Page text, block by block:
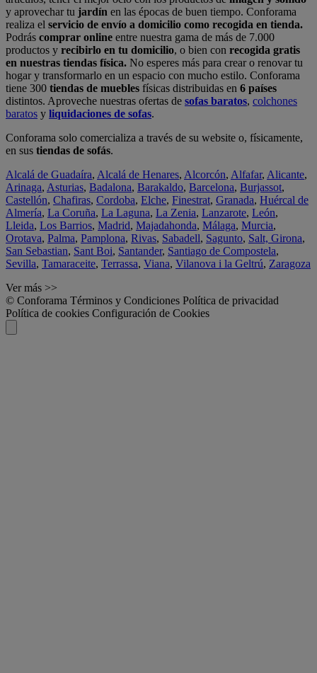
y aprovechar tu jardín en las épocas de buen tiempo. Conforama
realiza el servicio de envío a domicilio como recogida en tienda.
Podrás comprar online entre nuestra gama de más de 7.000
productos y recibirlo en tu domicilio, o bien con recogida gratis
en nuestras tiendas física. No esperes más para crear o renovar tu
hogar y transformarlo en un espacio con mucho estilo. Conforama
tiene 300 tiendas de muebles físicas distribuidas en 6 países
distintos. Aproveche nuestras ofertas de sofas baratos, colchones
baratos y liquidaciones de sofas.
Conforama solo comercializa a través de su website o, físicamente,
en sus tiendas de sofás.
Alcalá de Guadaíra, Alcalá de Henares, Alcorcón, Alfafar, Alicante,
Arinaga, Asturias, Badalona, Barakaldo, Barcelona, Burjassot,
Castellón, Chafiras, Cordoba, Elche, Finestrat, Granada, Huércal de
Almería, La Coruña, La Laguna, La Zenia, Lanzarote, León,
Lleida, Los Barrios, Madrid, Majadahonda, Málaga, Murcia,
Orotava, Palma, Pamplona, Rivas, Sabadell, Sagunto, Salt, Girona,
San Sebastian, Sant Boi, Santander, Santiago de Compostela,
Sevilla, Tamaraceite, Terrassa, Viana, Vilanova i la Geltrú, Zaragoza
Ver más >>
© Conforama Términos y Condiciones Política de privacidad
Política de cookies Configuración de Cookies